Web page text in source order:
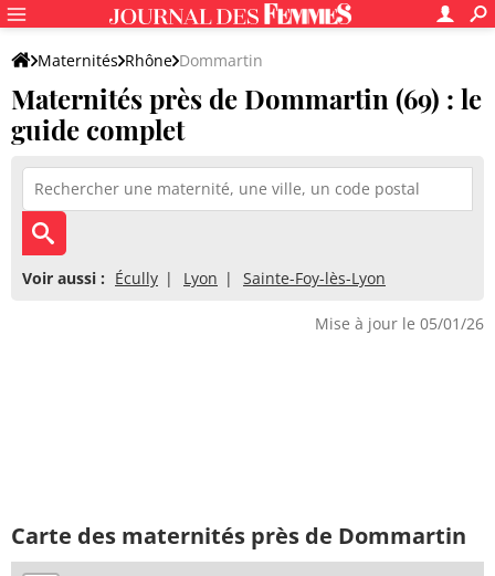
Maternités Rhône Dommartin
Maternités près de Dommartin (69) : le
guide complet
Voir aussi : Écully Lyon Sainte-Foy-lès-Lyon
Mise à jour le 05/01/26
Carte des maternités près de Dommartin